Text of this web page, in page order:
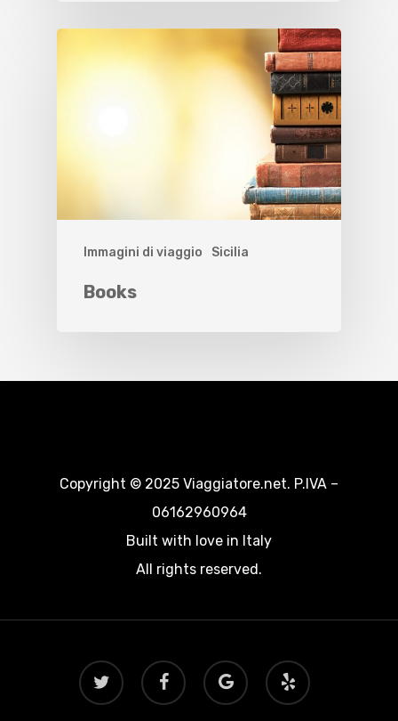
Immagini di viaggio Sicilia
Books
Copyright © 2025 Viaggiatore.net. P.IVA –
06162960964
Built with love in Italy
All rights reserved.
twitter facebook
google-
plus
yelp